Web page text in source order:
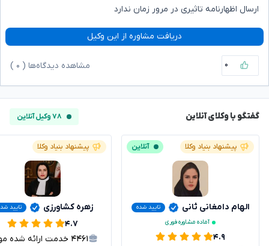
ارسال اظهارنامه تاثیری در مرور زمان ندارد
دریافت مشاوره از این وکیل
۰ مشاهده دیدگاه‌ها ( ۰
گفتگو با وکلای آنلاین ۷۸ وکیل آنلاین
پیشنهاد بنیاد وکلا آنلاین
الهام دامغانی ثانی
تایید شده
آماده مشاوره فوری
۴.۹
پیشنهاد بنیاد وکلا
زهره کشاورزی تایید
۴.۷
۴۴۶۱ خدمت ارائه شده موفق